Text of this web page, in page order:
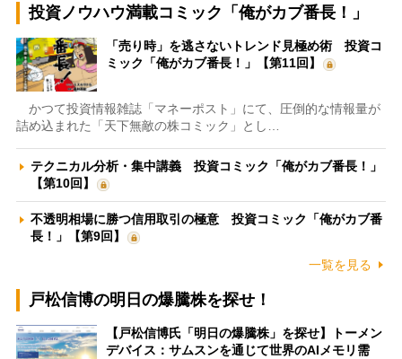
投資ノウハウ満載コミック「俺がカブ番長！」
「売り時」を逃さないトレンド見極め術 投資コ
ミック「俺がカブ番長！」【第11回】
かつて投資情報雑誌「マネーポスト」にて、圧倒的な情報量が
詰め込まれた「天下無敵の株コミック」とし…
テクニカル分析・集中講義 投資コミック「俺がカブ番長！」
【第10回】
不透明相場に勝つ信用取引の極意 投資コミック「俺がカブ番
長！」【第9回】
一覧を見る
戸松信博の明日の爆騰株を探せ！
【戸松信博氏「明日の爆騰株」を探せ】トーメン
デバイス：サムスンを通じて世界のAIメモリ需